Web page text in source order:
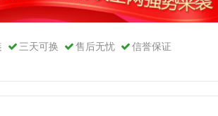
三天可换 售后无忧 信誉保证